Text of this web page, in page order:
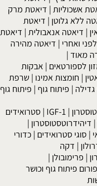
אשכוליות | דיאטת מרק
ללא גלוטן | דיאטת
| דיאטה אנאבולית | דיאטת
ואחרי | דיאטה מהירה
מאוד |
לספורטאים | אבקות
| חומצות אמינו |שרפת
גדילה | פיתוח גוף | פיתוח גוף
|
IGF-1
|סטרואידים
| דיהידרוטסטוסטרון |
| סוגי סטרואידים | כדורי
| דקה
| פרימובולן |
פורום פיתוח גוף וכושר